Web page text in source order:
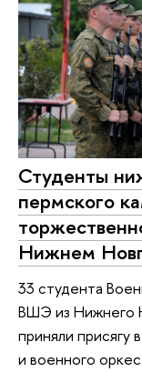
Студенты
пермского
Нижнем
33 студента
ВШЭ из Нижнего
приняли присягу
и военного